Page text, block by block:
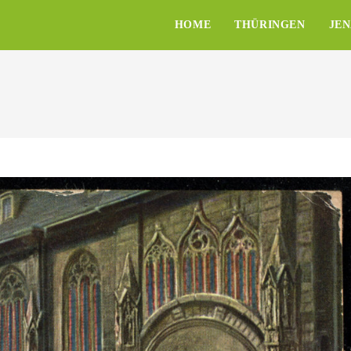
HOME THÜRINGEN